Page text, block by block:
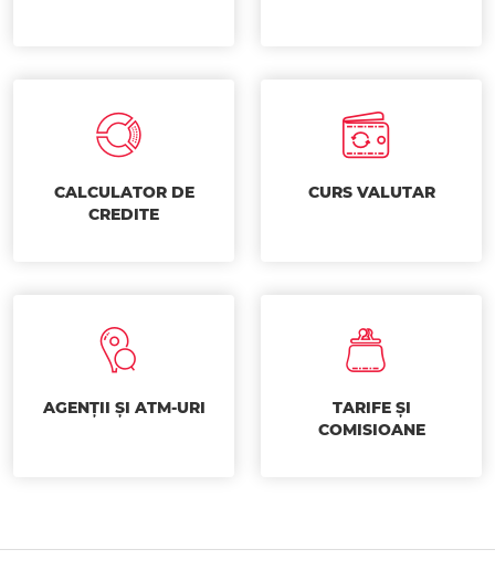
CALCULATOR DE
CREDITE
CURS VALUTAR
AGENȚII ȘI ATM-URI
TARIFE ȘI
COMISIOANE